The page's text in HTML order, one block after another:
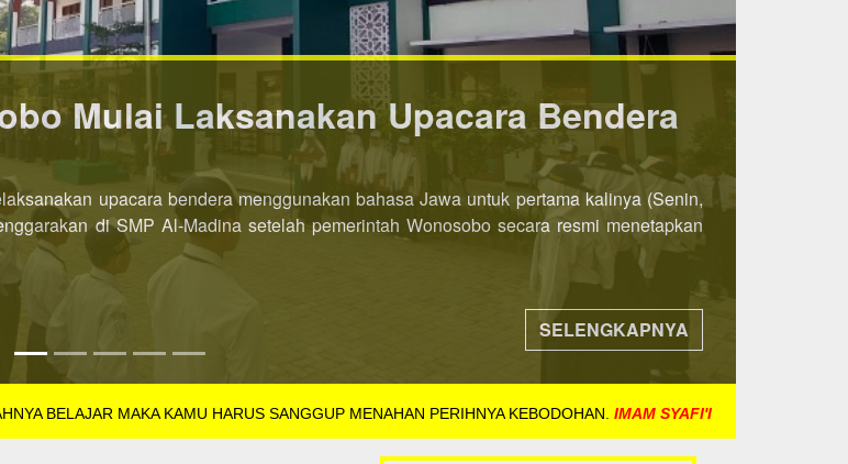
Wonosobo dibuka 8 November 2021
Tahun Pelajaran 2022/2023 kini dibuka lebih awal. Jika pada tahun-tahun sebelumnya
2022/2023 dibuka di semester pertama. Pendaftaran dibuka mulai tanggal 8 November
SELENGKAPNYA
BELAJAR MAKA KAMU HARUS SANGGUP MENAHAN PERIHNYA KEBODOHAN. IMAM SYAFI'I